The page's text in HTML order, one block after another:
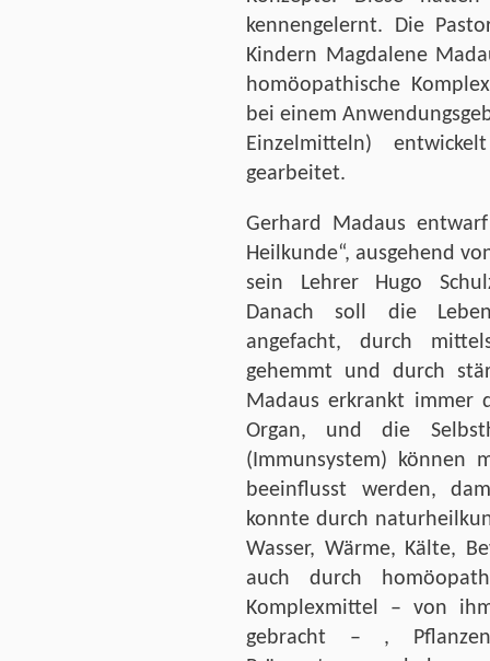
kennengelernt. Die
Kindern Magdalene
homöopathische
bei einem
Einzelmitteln)
gearbeitet.
Gerhard Madaus
Heilkunde“, ausgehend
sein Lehrer Hugo
Danach soll die
angefacht, durch
gehemmt und durch
Madaus erkrankt immer
Organ, und die
(Immunsystem) können
beeinflusst werden,
konnte durch
Wasser, Wärme, Kälte,
auch durch
Komplexmittel – von
gebracht – ,